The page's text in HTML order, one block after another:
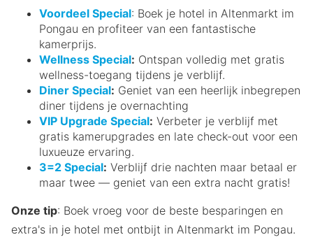
Voordeel Special: Boek je hotel in Altenmarkt im
Pongau en profiteer van een fantastische
kamerprijs.
Wellness Special: Ontspan volledig met gratis
wellness-toegang tijdens je verblijf.
Diner Special: Geniet van een heerlijk inbegrepen
diner tijdens je overnachting
VIP Upgrade Special: Verbeter je verblijf met
gratis kamerupgrades en late check-out voor een
luxueuze ervaring.
3=2 Special: Verblijf drie nachten maar betaal er
maar twee — geniet van een extra nacht gratis!
Onze tip: Boek vroeg voor de beste besparingen en
extra's in je hotel met ontbijt in Altenmarkt im Pongau.